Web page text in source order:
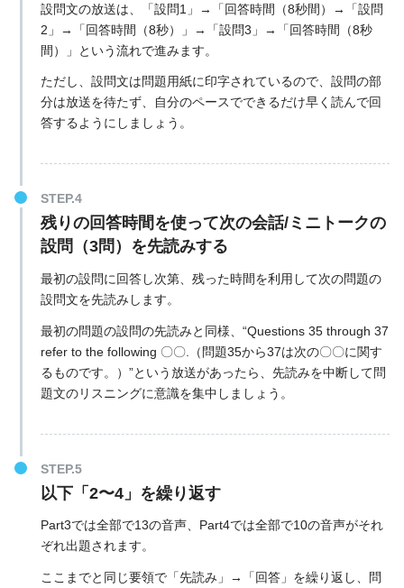
設問文の放送は、「設問1」→「回答時間（8秒間）→「設問
2」→「回答時間（8秒）」→「設問3」→「回答時間（8秒
間）」という流れで進みます。
ただし、設問文は問題用紙に印字されているので、設問の部
分は放送を待たず、自分のペースでできるだけ早く読んで回
答するようにしましょう。
残りの回答時間を使って次の会話/ミニトークの
設問（3問）を先読みする
最初の設問に回答し次第、残った時間を利用して次の問題の
設問文を先読みします。
最初の問題の設問の先読みと同様、“Questions 35 through 37
refer to the following 〇〇.（問題35から37は次の〇〇に関す
るものです。）”という放送があったら、先読みを中断して問
題文のリスニングに意識を集中しましょう。
以下「2〜4」を繰り返す
Part3では全部で13の音声、Part4では全部で10の音声がそれ
ぞれ出題されます。
ここまでと同じ要領で「先読み」→「回答」を繰り返し、問